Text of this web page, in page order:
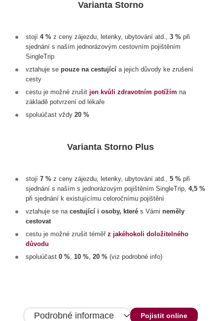
Varianta Storno
stojí 4 % z ceny zájezdu, letenky, ubytování atd., 3 % při
sjednání s naším jednorázovým cestovním pojištěním
SingleTrip
vztahuje se pouze na cestující a jejich důvody ke zrušení
cesty
cestu je možné zrušit jen kvůli zdravotním potížím na
základě potvrzení od lékaře
spoluúčast vždy 20 %
Varianta Storno Plus
stojí 7 % z ceny zájezdu, letenky, ubytování atd., 5 % při
sjednání s naším s jednorázovým pojištěním SingleTrip, 4,5 %
při sjednání k existujícímu celoročnímu pojištění
vztahuje se nacestující i osoby, které s Vámi neměly
cestovat
cestu je možné zrušit téměř z jakéhokoli doložitelného
důvodu
spoluúčast 0 %, 10 %, 20 % (viz podrobné info)
Podrobné informace Pojistit online